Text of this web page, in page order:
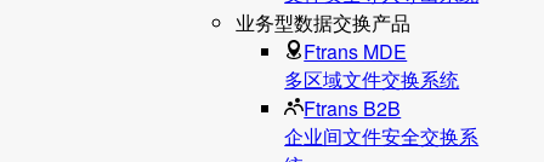
业务型数据交换产品
Ftrans MDE
多区域文件交换系统
Ftrans B2B
企业间文件安全交换系